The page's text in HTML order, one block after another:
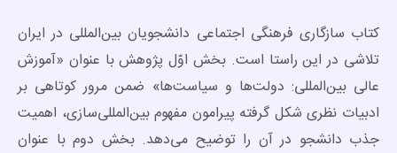
کتاب سازگاری فرهنگی اجتماعی دانشجویان بین‌المللی در ایران
تلاشی در این راستا است. بخش اوّل پژوهش با عنوان «آموزش
عالی بین‌المللی: دولت‌ها و سیاست‌ها» ضمن مرور کوتاهی بر
ادبیات نظری شکل گرفته پیرامون مفهوم بین‌المللی‌سازی، اهمیت
جذب دانشجو در آن را توضیح می‌دهد. بخش دوم با عنوان